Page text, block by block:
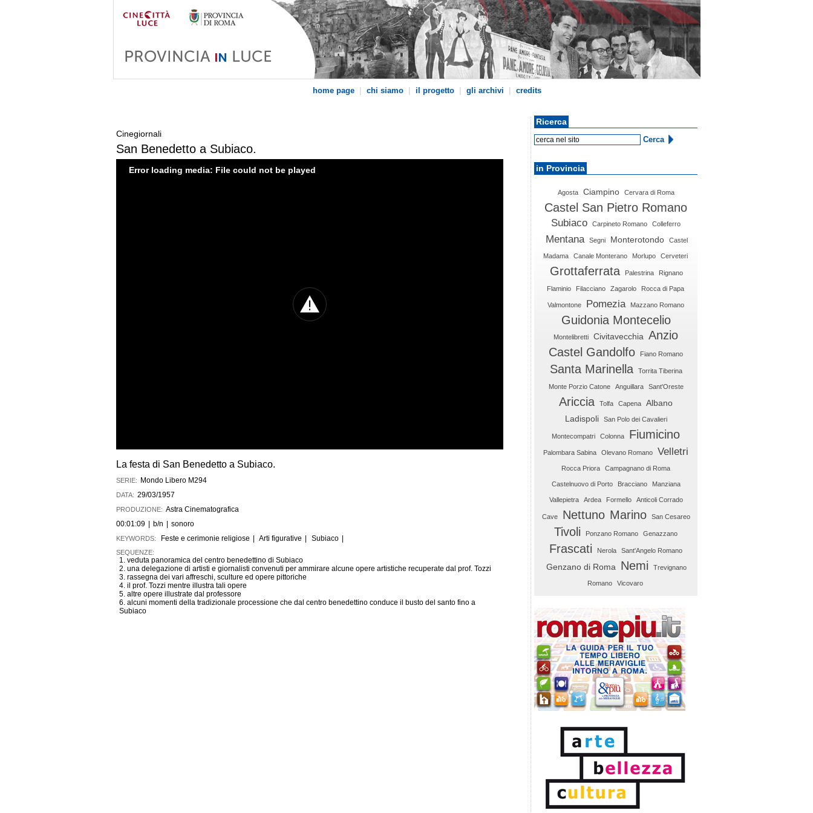
home page | chi siamo | il progetto | gli archivi | credits
Cinegiornali
San Benedetto a Subiaco.
Error loading media: File could not be played
La festa di San Benedetto a Subiaco.
SERIE: Mondo Libero M294
DATA: 29/03/1957
PRODUZIONE: Astra Cinematografica
00:01:09
b/n sonoro
KEYWORDS: Feste e cerimonie religiose Arti figurative Subiaco
SEQUENZE:
1. veduta panoramica del centro benedettino di Subiaco
2. una delegazione di artisti e giornalisti convenuti per ammirare alcune opere artistiche recuperate dal prof. Tozzi
3. rassegna dei vari affreschi, sculture ed opere pittoriche
4. il prof. Tozzi mentre illustra tali opere
5. altre opere illustrate dal professore
6. alcuni momenti della tradizionale processione che dal centro benedettino conduce il busto del santo fino a
Subiaco
Ricerca
in Provincia
Agosta Ciampino Cervara di Roma
Castel San Pietro Romano
Subiaco Carpineto Romano Colleferro
Mentana Segni Monterotondo Castel
Madama Canale Monterano Morlupo Cerveteri
Grottaferrata Palestrina Rignano
Flaminio Filacciano Zagarolo Rocca di Papa
Valmontone Pomezia Mazzano Romano
Guidonia Montecelio
Montelibretti Civitavecchia Anzio
Castel Gandolfo
Fiano Romano
Santa Marinella Torrita Tiberina
Monte Porzio Catone Anguillara Sant'Oreste
Ariccia Tolfa Capena
Albano
Ladispoli
San Polo dei Cavalieri
Montecompatri Colonna Fiumicino
Palombara Sabina Olevano Romano Velletri
Rocca Priora Campagnano di Roma
Castelnuovo di Porto Bracciano Manziana
Vallepietra Ardea Formello Anticoli Corrado
Cave Nettuno Marino San Cesareo
Tivoli Ponzano Romano Genazzano
Frascati Nerola Sant'Angelo Romano
Genzano di Roma Nemi Trevignano
Romano Vicovaro